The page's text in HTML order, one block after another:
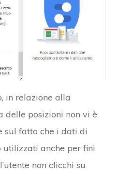
in relazione alla
delle posizioni non vi è
sul fatto che i dati di
utilizzati anche per fini
non clicchi su